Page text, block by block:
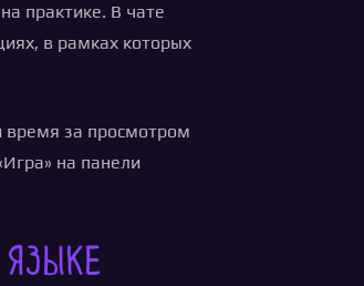
практике. В чате
в рамках которых
время за просмотром
на панели